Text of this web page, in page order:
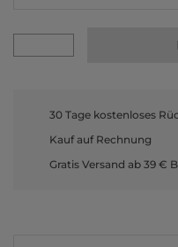
30 Tage kostenloses
Kauf auf Rechnung
Gratis Versand ab 39 €